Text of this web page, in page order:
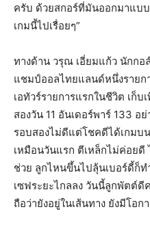
ครับ ด้วยสกอร์ที่มันออกมาแบ
เกมนี้ไปเรื่อยๆ”
ทางด้าน วรุณ เอี่ยมแก้ว นักก
แชมป์ออลไทยแลนด์หนึ่งราย
เอทัวร์รายการแรกในชีวิต เก็
สองวัน 11 อันเดอร์พาร์ 133 อ
รอบสองไม่ดีแต่โชคดีได้เกมบ
เหมือนวันแรก ตีเหล็กไม่ค่อย
ช่วย ลูกไหนขึ้นไปลุ้นเบอร์ดี้ก็
เซฟระยะไกลลง วันนี้ลูกพัตต์
ถือว่ายังอยู่ในเส้นทาง ยังมีโอก